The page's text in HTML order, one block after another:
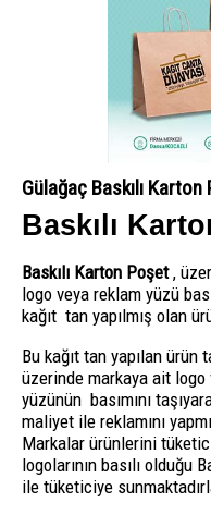
Gülağaç Baskılı
Baskılı
Baskılı Karton Poşet,
logo veya reklam yüzü
kağıt tan yapılmış olan
Bu kağıt tan yapılan ürün
üzerinde markaya ait logo
yüzünün basımını
maliyet ile reklamını
Markalar ürünlerini
logolarının basılı olduğu
ile tüketiciye